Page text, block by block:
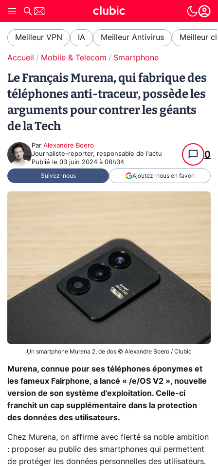
Meilleur VPN IA Meilleur Antivirus Meilleur
Accueil Mobile & Telecom Smartphone
Le Français Murena, qui fabrique des
téléphones anti-traceur, possède les
arguments pour contrer les géants
de la Tech
Par Alexandre Boero
Journaliste-reporter, responsable de l'actu
Publié le 03 juin 2024 à 08h34
0
Suivez-nous Ajoutez-nous en favori
Un smartphone Murena 2, de dos © Alexandre Boero / Clubic
Murena, connue pour ses téléphones éponymes et
les fameux Fairphone, a lancé « /e/OS V2 », nouvelle
version de son système d'exploitation. Celle-ci
franchit un cap supplémentaire dans la protection
des données des utilisateurs.
Chez Murena, on affirme avec fierté sa noble ambition
: proposer au public des smartphones qui permettent
de protéger les données personnelles des utilisateurs.